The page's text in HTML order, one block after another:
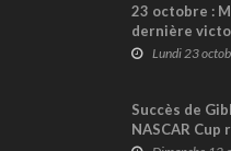
23 octobre :
dernière
Lundi 23
Succès de
NASCAR